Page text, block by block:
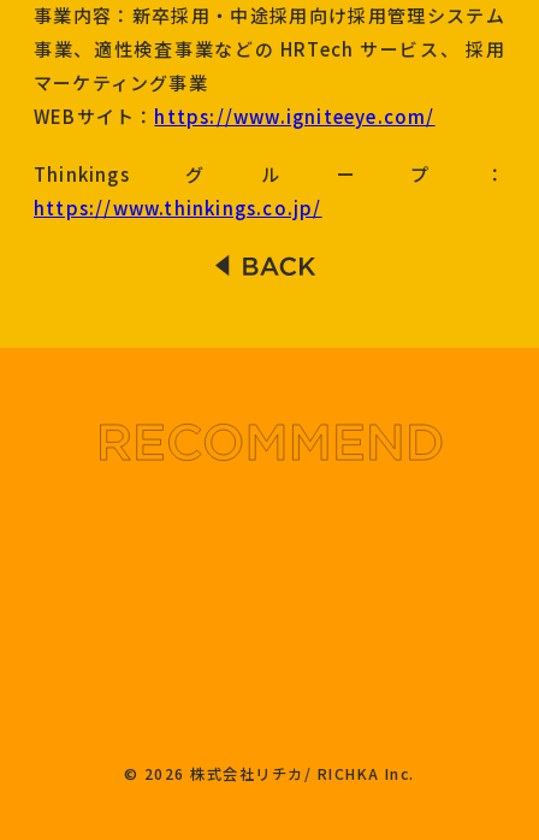
事業内容：新卒採用・中途採用向け採用管理システム
事業、適性検査事業などの HRTech サービス、 採用
マーケティング事業
WEBサイト： https://www.igniteeye.com/
Thinkingsグループ：
https://www.thinkings.co.jp/
© 2026 株式会社リチカ/ RICHKA Inc.